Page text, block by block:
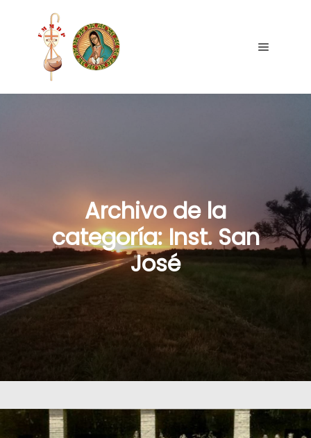
Archivo de la
categoría:Inst. San
José